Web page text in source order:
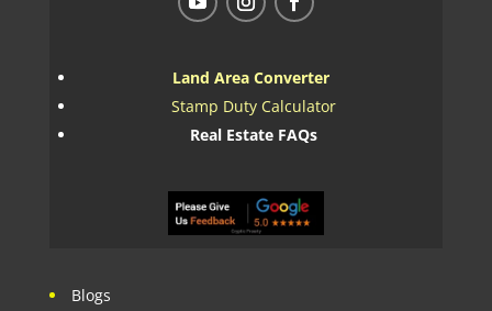
Land Area Converter
Stamp Duty Calculator
Real Estate FAQs
Blogs